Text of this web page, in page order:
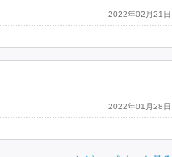
2022年02月21日
2022年01月28日